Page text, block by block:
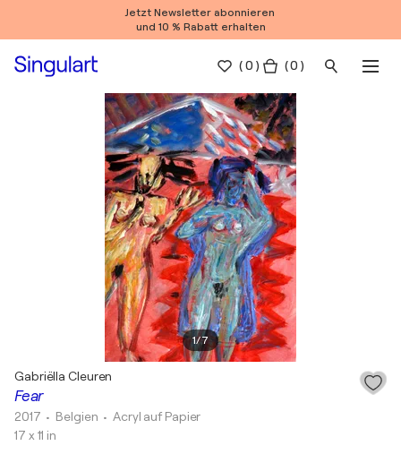
Jetzt Newsletter abonnieren
und 10 % Rabatt erhalten
(0 ) ( 0 )
1/7
Fear
Gabriëlla Cleuren
2017 • Belgien • Acryl auf Papier
17 x 11 in